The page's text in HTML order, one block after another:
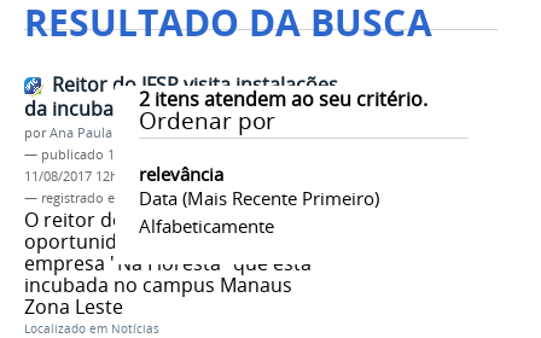
RESULTADO DA BUSCA
2itens atendem ao seu critério.
Ordenar por
relevância
Data (mais Recente Primeiro)
Alfabeticamente
Reitor do IFSP visita instalações
da incubadora do IFAM
porAna Paula Batista
— publicado 11/08/2017
11/08/2017 12h10
— registrado em:
IFSP,incubadora,AYTY
O reitor do IFSP terá a
oportunidade de conhecer a
empresa "Na Floresta" que está
incubada no campus Manaus
Zona Leste
Localizado em Notícias